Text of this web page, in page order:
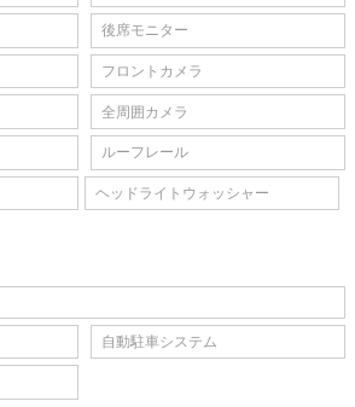
後席モニター
フロントカメラ
全周囲カメラ
ルーフレール
ヘッドライトウォッシャー
自動駐車システム